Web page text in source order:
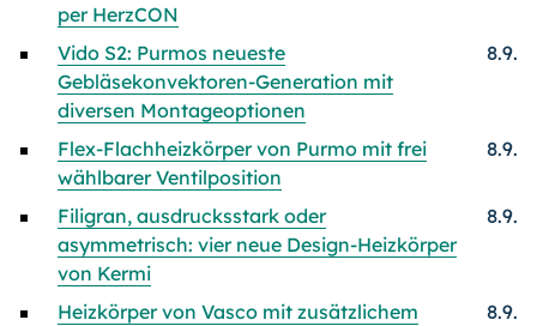
per HerzCON
Vido S2: Purmos neueste
Gebläsekonvektoren-Generation mit
diversen Montageoptionen
8.9.
Flex-Flachheizkörper von Purmo mit frei
wählbarer Ventilposition
8.9.
Filigran, ausdrucksstark oder
asymmetrisch: vier neue Design-Heizkörper
von Kermi
8.9.
Heizkörper von Vasco mit zusätzlichem
8.9.